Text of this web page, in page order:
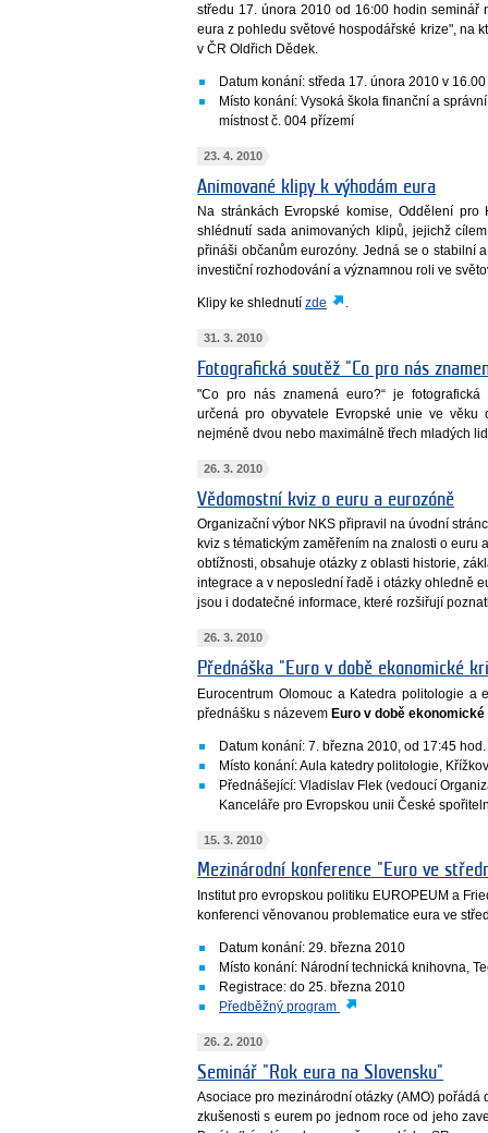
středu 17. února 2010 od 16:00 hodin
eura z pohledu světové hospodářské krize", na
v ČR Oldřich Dědek.
Datum konání: středa 17. února 2010 v
Místo konání: Vysoká škola finanční a
místnost č. 004 přízemí
23. 4. 2010
Animované klipy k výhodám eura
Na stránkách Evropské komise, Oddělení
shlédnutí sada animovaných klipů, jejichž
přináši občanům eurozóny. Jedná se o stabilní
investiční rozhodování a významnou roli ve
Klipy ke shlednutízde .
31. 3. 2010
Fotografická soutěž "Co pro nás
"Co pro nás znamená euro?“ je
určená pro obyvatele Evropské unie ve
nejméně dvou nebo maximálně třech mladých
26. 3. 2010
Vědomostní kviz o euru a eurozóně
Organizační výbor NKS připravil na úvodní
kviz s tématickým zaměřením na znalosti o euru
obtížnosti, obsahuje otázky z oblasti historie,
integrace a v neposlední řadě i otázky ohledně
jsou i dodatečné informace, které rozšiřují
26. 3. 2010
Přednáška "Euro v době ekonomické
Eurocentrum Olomouc a Katedra politologie a
přednášku s názevemEuro v době
Datum konání: 7. března 2010, od 17:45 hod.
Místo konání: Aula katedry politologie,
Přednášející: Vladislav Flek (vedoucí
Kanceláře pro Evropskou unii České
15. 3. 2010
Mezinárodní konference "Euro ve
Institut pro evropskou politiku EUROPEUM a
konferenci věnovanou problematice eura ve
Datum konání: 29. března 2010
Místo konání: Národní technická knihovna,
Registrace: do 25. března 2010
Předběžný program
26. 2. 2010
Seminář "Rok eura na Slovensku"
Asociace pro mezinárodní otázky (AMO)
zkušenosti s eurem po jednom roce od jeho